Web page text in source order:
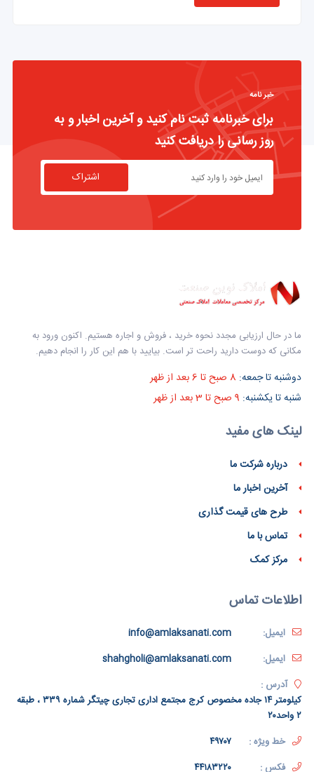
خبر نامه
برای خبرنامه ثبت نام کنید و آخرین اخبار و به
روز رسانی را دریافت کنید
اشتراک
ما در حال ارزیابی مجدد نحوه خرید ، فروش و اجاره هستیم. اکنون ورود به
مکانی که دوست دارید راحت تر است. بیایید با هم این کار را انجام دهیم.
دوشنبه تا جمعه:
شنبه تا یکشنبه:
لینک های مفید
درباره شرکت ما
آخرین اخبار ما
طرح های قیمت گذاری
تماس با ما
مرکز کمک
اطلاعات تماس
ایمیل:
info@amlaksanati.com
ایمیل:
shahgholi@amlaksanati.com
آدرس :
کیلومتر ۱۴ جاده مخصوص کرج مجتمع اداری تجاری چیتگر شماره ۳۳۹ ، طبقه
۲ واحد۲۰
خط ویژه :
۴۹۷۰۷
فکس :
۴۴۱۸۳۲۲۰